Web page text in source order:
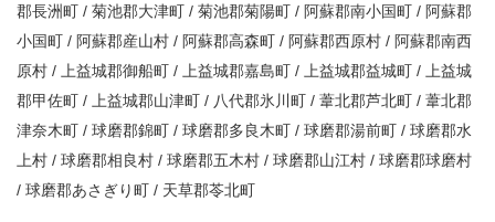
郡長洲町 / 菊池郡大津町 / 菊池郡菊陽町 / 阿蘇郡南小国町 / 阿蘇郡
小国町 / 阿蘇郡産山村 / 阿蘇郡高森町 / 阿蘇郡西原村 / 阿蘇郡南西
原村 / 上益城郡御船町 / 上益城郡嘉島町 / 上益城郡益城町 / 上益城
郡甲佐町 / 上益城郡山津町 / 八代郡氷川町 / 葦北郡芦北町 / 葦北郡
津奈木町 / 球磨郡錦町 / 球磨郡多良木町 / 球磨郡湯前町 / 球磨郡水
上村 / 球磨郡相良村 / 球磨郡五木村 / 球磨郡山江村 / 球磨郡球磨村
/ 球磨郡あさぎり町 / 天草郡苓北町